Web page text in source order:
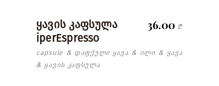
ყავის კაფსულა
iperEspresso
36.00 ₾
capsule & დაფქული ყავა & ილი & ყავა
& ყავის კაფსულა